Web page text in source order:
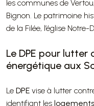
les communes de
Bignon. Le patrimoine
de la Filée, l’église
Le DPE pour
énergétique aux
Le DPE vise à lutter
identifiant les